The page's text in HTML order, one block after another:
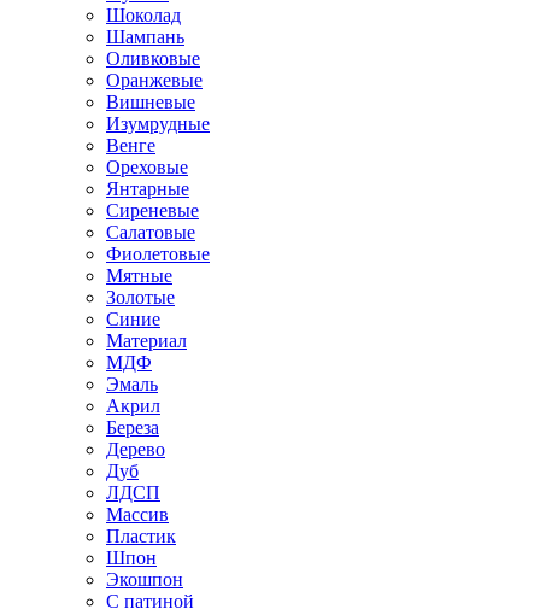
Шоколад
Шампань
Оливковые
Оранжевые
Вишневые
Изумрудные
Венге
Ореховые
Янтарные
Сиреневые
Салатовые
Фиолетовые
Мятные
Золотые
Синие
Материал
МДФ
Эмаль
Акрил
Береза
Дерево
Дуб
ЛДСП
Массив
Пластик
Шпон
Экошпон
С патиной